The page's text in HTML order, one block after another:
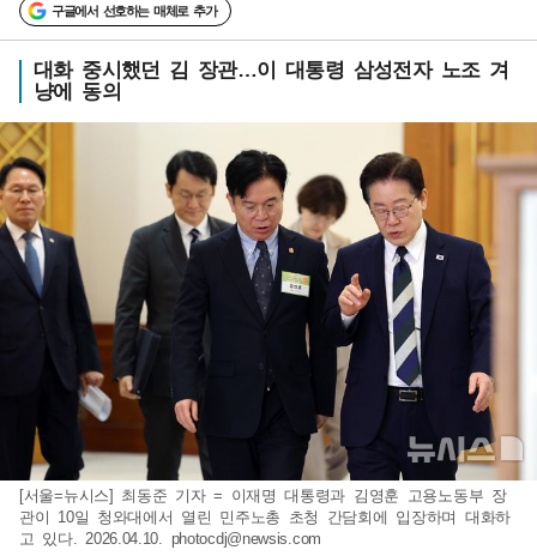
구글에서 선호하는 매체로 추가
대화 중시했던 김 장관…이 대통령 삼성전자 노조 겨
냥에 동의
[서울=뉴시스] 최동준 기자 = 이재명 대통령과 김영훈 고용노동부 장
관이 10일 청와대에서 열린 민주노총 초청 간담회에 입장하며 대화하
고 있다. 2026.04.10. photocdj@newsis.com